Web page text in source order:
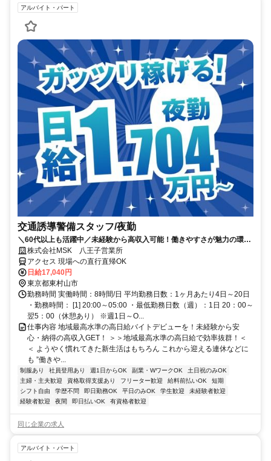
アルバイト・パート
交通誘導警備スタッフ/夜勤
＼60代以上も活躍中／未経験から高収入可能！働きやすさが魅力の環境
で警備員デビューをしませんか！【月収34万円以上可能！日払いも
OK！】勤務3日前迄シフト申請が可能です！週1日～・短期もOK！あな
たのライフスタイルに合わせてお仕事しませんか！未経験者大歓迎！年
代幅広く活躍しています。
株式会社MSK 八王子営業所
アクセス 現場への直行直帰OK
日給17,040円
東京都東村山市
勤務時間 実働時間：8時間/日 平均勤務日数：1ヶ月あたり4日～20日
・勤務時間： [1] 20:00～05:00 ・最低勤務日数（週）：1日 20：00～
翌5：00（休憩あり） ※週1日～O...
仕事内容 地域最高水準の高日給バイトデビューを！未経験から安
心・納得の高収入GET！ ＞＞地域最高水準の高日給で効率抜群！＜
＜ ようやく慣れてきた新生活はもちろん これから迎える連休などに
も ”働きや...
制服あり 社員登用あり 週1日からOK 副業・WワークOK
土日祝のみOK
主婦・主夫歓迎
資格取得支援あり フリーター歓迎 給料前払いOK
短期
シフト自由
学歴不問 即日勤務OK 平日のみOK 学生歓迎
未経験者歓迎
経験者歓迎
夜間 即日払いOK 有資格者歓迎
同じ企業の求人
アルバイト・パート